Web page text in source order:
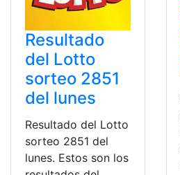
Resultado
del Lotto
sorteo 2851
del lunes
Resultado del Lotto
sorteo 2851 del
lunes. Estos son los